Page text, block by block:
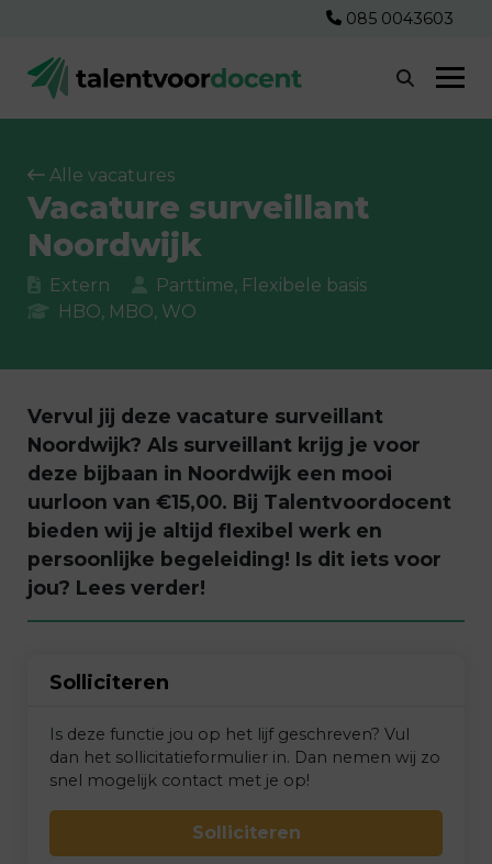
085 0043603
Alle vacatures
Vacature surveillant
Noordwijk
Extern
Parttime, Flexibele basis
HBO, MBO, WO
Vervul jij deze vacature surveillant
Noordwijk? Als surveillant krijg je voor
deze bijbaan in Noordwijk een mooi
uurloon van €15,00. Bij Talentvoordocent
bieden wij je altijd flexibel werk en
persoonlijke begeleiding! Is dit iets voor
jou? Lees verder!
Solliciteren
Is deze functie jou op het lijf geschreven? Vul
dan het sollicitatieformulier in. Dan nemen wij zo
snel mogelijk contact met je op!
Solliciteren